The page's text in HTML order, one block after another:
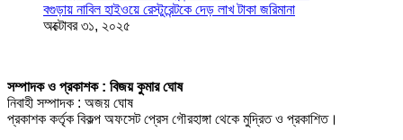
বগুড়ায় নাবিল হাইওয়ে রেস্টুরেন্টকে দেড় লাখ টাকা জরিমানা
অক্টোবর ৩১, ২০২৫
সম্পাদক ও প্রকাশক : বিজয় কুমার ঘোষ
নিবাহী সম্পাদক : অজয় ঘোষ
প্রকাশক কর্তৃক বিকল্প অফসেট প্রেস গৌরহাঙ্গা থেকে মুদ্রিত ও প্রকাশিত।